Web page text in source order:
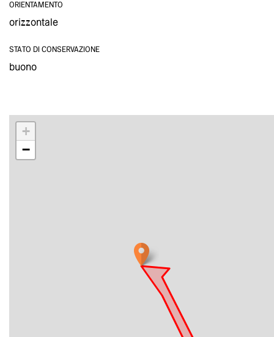
ORIENTAMENTO
orizzontale
STATO DI CONSERVAZIONE
buono
+
−